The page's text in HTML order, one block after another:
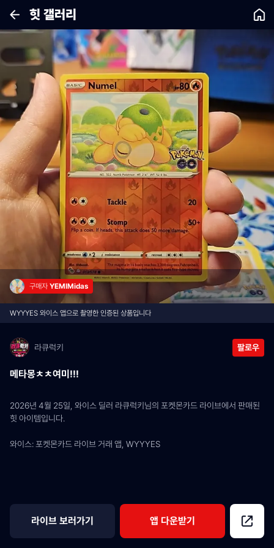
힛 갤러리
구매자 YEMIMidas
WYYYES 와이스 앱으로 촬영한 인증된 상품입니다
라큐럭키 팔로우
메타몽ㅊㅊ여미!!!
2026년 4월 25일, 와이스 딜러 라큐럭키님의 포켓몬카드 라이브에서 판매된
힛 아이템입니다.
와이스: 포켓몬카드 라이브 거래 앱, WYYYES
라이브 보러가기 앱 다운받기